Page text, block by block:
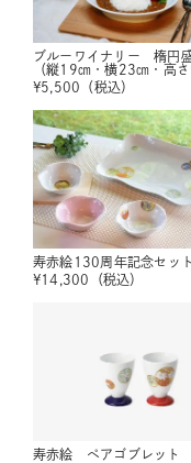
ブルーワイナリー 楕円
（縦19㎝・横23㎝・高さ
¥5,500 （税込）
寿赤絵130周年記念セット
¥14,300 （税込）
寿赤絵 ペアゴブレット